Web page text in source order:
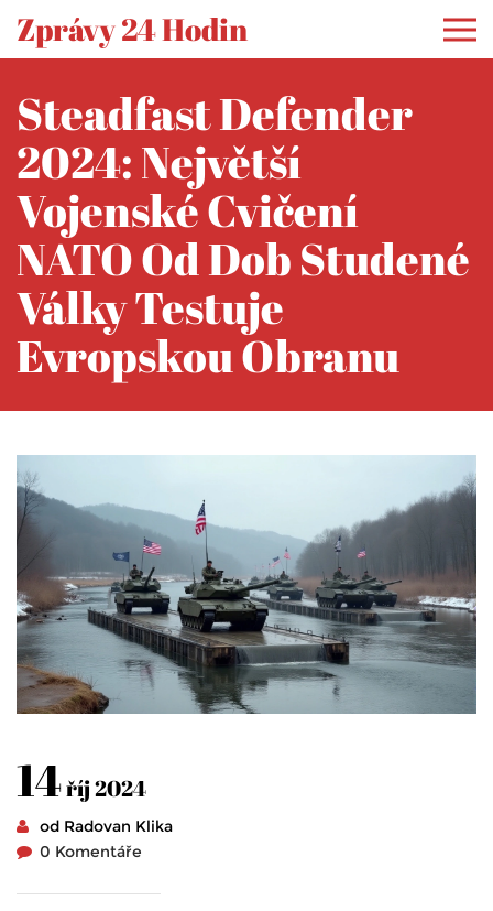
Zprávy 24 Hodin
Steadfast Defender
2024: Největší
Vojenské Cvičení
NATO Od Dob Studené
Války Testuje
Evropskou Obranu
14říj 2024
od Radovan Klika
0 Komentáře